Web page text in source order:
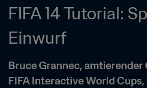
FIFA 14 Tutorial:
Einwurf
Bruce Grannec, amtierender
FIFA Interactive World